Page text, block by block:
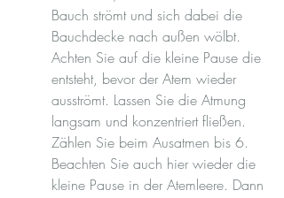
Bauch strömt und sich dabei die
Bauchdecke nach außen wölbt.
Achten Sie auf die kleine Pause die
entsteht, bevor der Atem wieder
ausströmt. Lassen Sie die Atmung
langsam und konzentriert fließen.
Zählen Sie beim Ausatmen bis 6.
Beachten Sie auch hier wieder die
kleine Pause in der Atemleere. Dann